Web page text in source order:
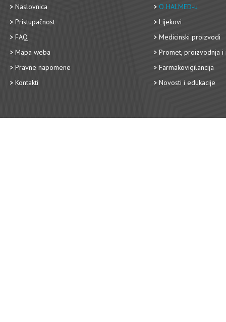
Naslovnica
Pristupačnost
FAQ
Mapa weba
Pravne napomene
Kontakti
O HALMED-u
Lijekovi
Medicinski proizvodi
Promet, proizvodnja i
Farmakovigilancija
Novosti i edukacije